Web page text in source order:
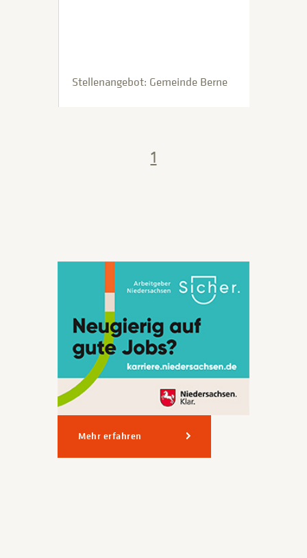
Stellenangebot: Gemeinde Berne
1
Mehr erfahren